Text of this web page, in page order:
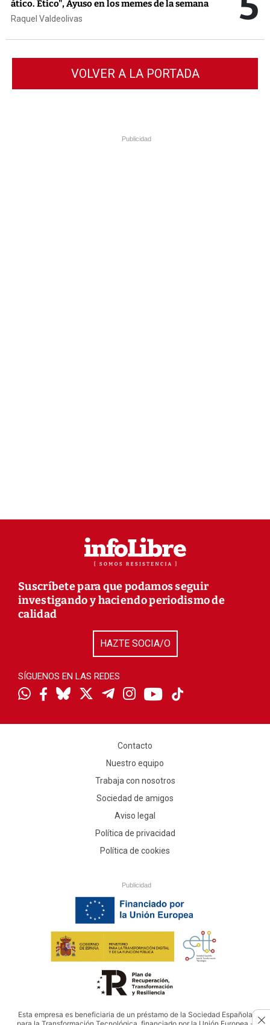
ático. Ético", Ayuso en los memes de la semana
Raquel Valdeolivas
VOLVER A LA PORTADA
Publicidad
Suscríbete para que podamos seguir
investigando y haciendo periodismo de
calidad
HAZTE SOCIA/O
SÍGUENOS EN LAS REDES
Contacto
Nuestro equipo
Trabaja con nosotros
Sociedad de amigos
Aviso legal
Política de privacidad
Política de cookies
Publicidad
Esta empresa es beneficiaria de un préstamo de la Sociedad Española